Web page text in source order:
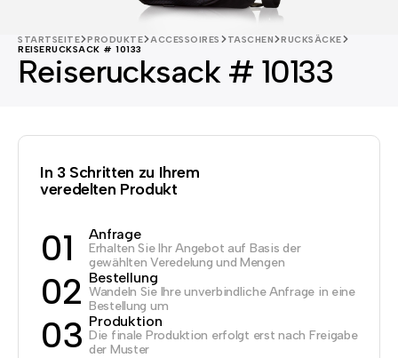
STARTSEITE PRODUKTE ACCESSOIRES TASCHEN
RUCKSÄCKE
REISERUCKSACK # 10133
Reiserucksack # 10133
In 3 Schritten zu Ihrem
veredelten Produkt
01 Anfrage
Erhalten Sie Ihr Angebot auf Basis der
gewählten Veredelung und Mengen
02 Bestellung
Wandeln Sie Ihre unverbindliche Anfrage in eine
Bestellung um
03 Produktion
Die finale Produktion erfolgt erst nach Freigabe
der Muster